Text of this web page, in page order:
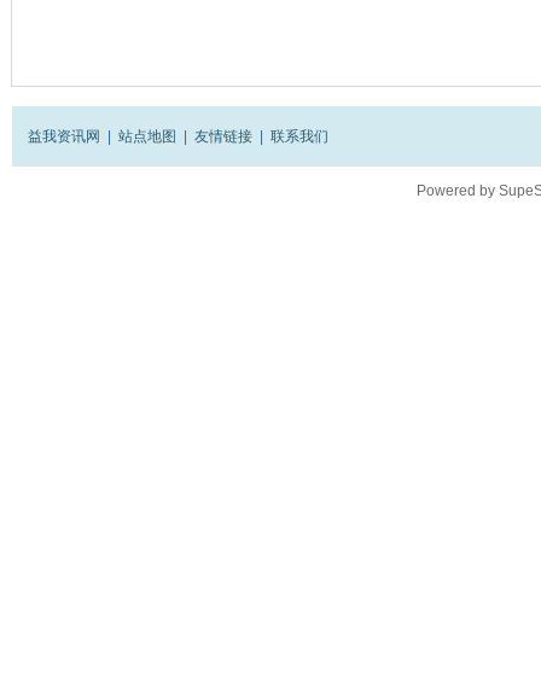
益我资讯网 站点地图 友情链接 联系我们
Powered by